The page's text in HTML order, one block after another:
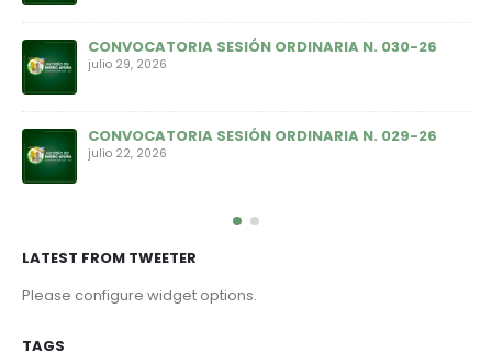
CONVOCATORIA SESIÓN ORDINARIA N. 030-26
julio 29, 2026
CONVOCATORIA SESIÓN ORDINARIA N. 029-26
julio 22, 2026
LATEST FROM TWEETER
Please configure widget options.
TAGS